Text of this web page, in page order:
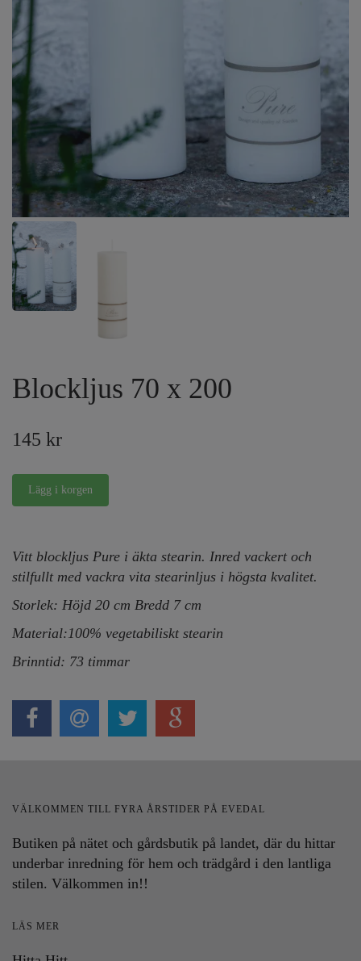
Blockljus 70 x 200
145 kr
Vitt blockljus Pure i äkta stearin. Inred vackert och
stilfullt med vackra vita stearinljus i högsta kvalitet.
Storlek: Höjd 20 cm Bredd 7 cm
Material:100% vegetabiliskt stearin
Brinntid: 73 timmar
VÄLKOMMEN TILL FYRA ÅRSTIDER PÅ EVEDAL
Butiken på nätet och gårdsbutik på landet, där du hittar
underbar inredning för hem och trädgård i den lantliga
stilen. Välkommen in!!
LÄS MER